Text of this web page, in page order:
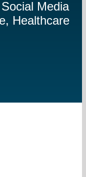
Media
Healthcare